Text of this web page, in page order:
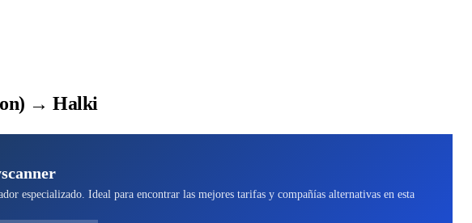
→ Halki
especializado. Ideal para encontrar las mejores tarifas y compañías alternativas en esta